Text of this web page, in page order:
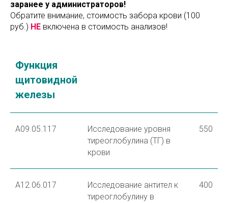
заранее у администраторов!
Обратите внимание, стоимость забора крови (100
руб.) НЕ включена в стоимость анализов!
Функция
щитовидной
железы
A09.05.117
Исследование уровня
тиреоглобулина (ТГ) в
крови
550
A12.06.017
Исследование антител к
тиреоглобулину в
400